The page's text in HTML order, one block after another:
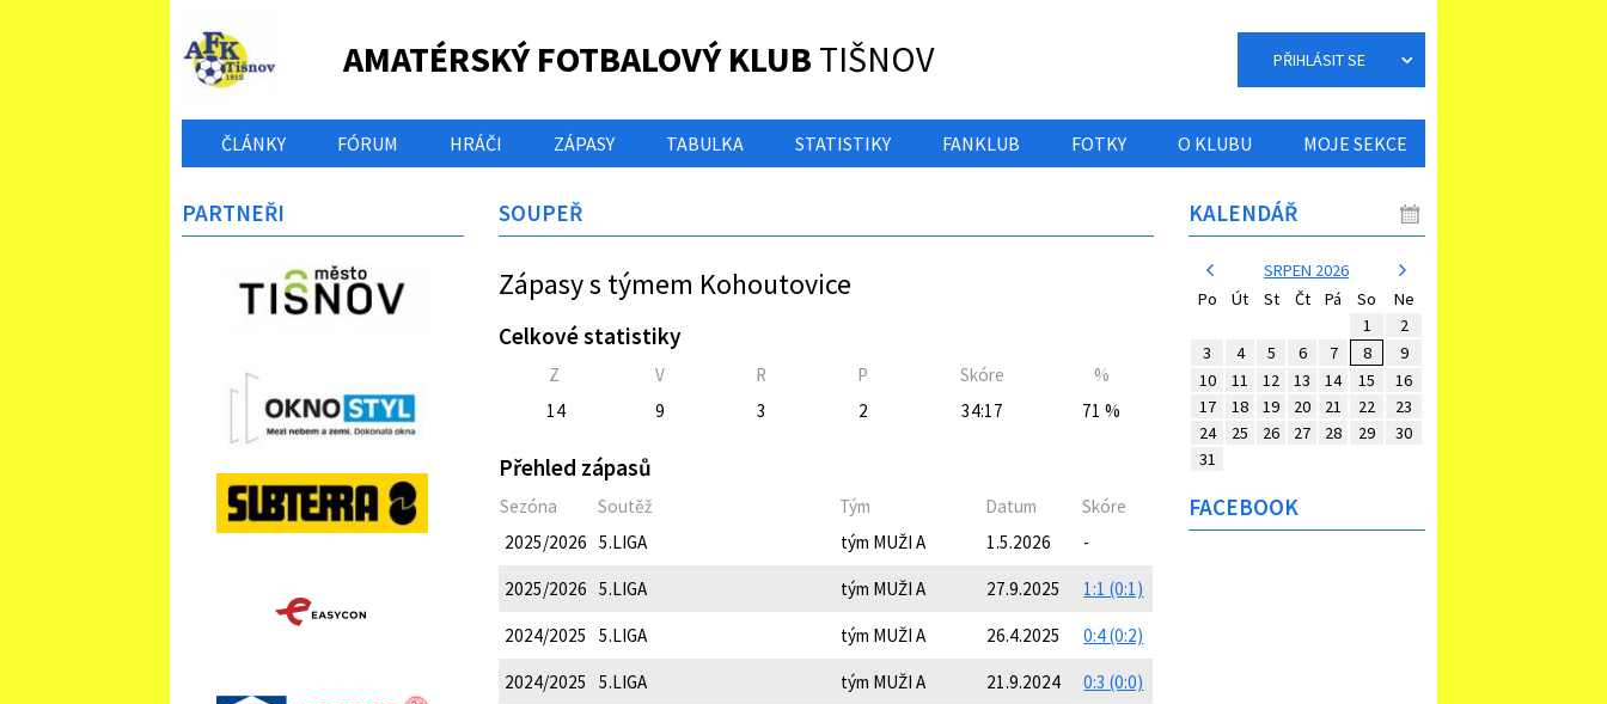
AMATÉRSKÝ FOTBALOVÝ KLUB TIŠNOV PŘIHLÁSIT SE
ČLÁNKY FÓRUM HRÁČI ZÁPASY TABULKA STATISTIKY FANKLUB FOTKY O KLUBU MOJE SEKCE
SOUPEŘ
Zápasy s týmem Kohoutovice
Celkové statistiky
Z V R P Skóre
%
14
9 3 2 34:17 71 %
Přehled zápasů
Sezóna Soutěž Tým Datum
Skóre
2025/2026 5.LIGA tým MUŽI A 1.5.2026 -
2025/2026 5.LIGA tým MUŽI A 27.9.2025 1:1 (0:1)
2024/2025 5.LIGA tým MUŽI A 26.4.2025 0:4 (0:2)
2024/2025 5.LIGA tým MUŽI A 21.9.2024 0:3 (0:0)
PARTNEŘI KALENDÁŘ
SRPEN 2026
Po
Út St Čt Pá So
Ne
1
2
3
4 5 6 7 8
9
10
11 12 13 14 15
16
17
18 19 20 21 22
23
24
25 26 27 28 29
30
31
FACEBOOK